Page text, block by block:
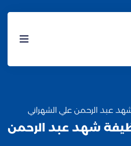
عبد الرحمن علي الشهراني
شهد عبد الرحمن